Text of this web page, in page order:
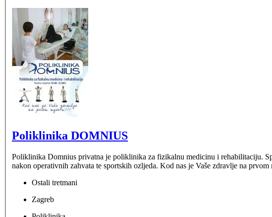
Poliklinika DOMNIUS
Poliklinika Domnius privatna je poliklinika za fizikalnu medicinu i rehabilitaciju.
nakon operativnih zahvata te sportskih ozljeda. Kod nas je Vaše zdravlje na prvom
Ostali tretmani
Zagreb